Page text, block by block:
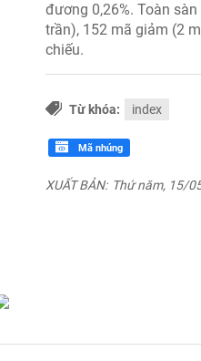
đương 0,26%. Toàn
trần), 152 mã giảm (2
chiếu.
Từ khóa: index
Mã nhúng
XUẤT BẢN: Thứ năm, 15/